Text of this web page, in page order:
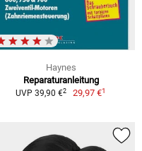
Haynes
Reparaturanleitung
UVP 39,90 €2 29,97 €1